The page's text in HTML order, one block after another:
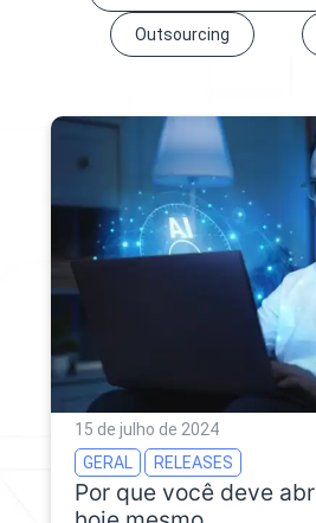
Outsourcing
15 de julho de 2024
GERAL
RELEASES
Por que você deve